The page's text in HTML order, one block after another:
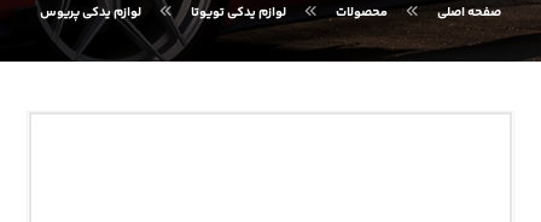
صفحه اصلی محصولات لوازم یدکی تویوتا لوازم یدکی پریوس